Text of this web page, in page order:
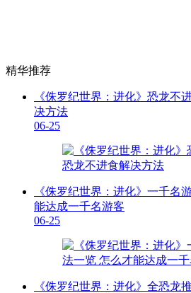
精华推荐
《侏罗纪世界：进化》恐龙不
决方法
06-25
《侏罗纪世界：进化》一千名
能达成一千名游客
06-25
《侏罗纪世界：进化》全恐龙